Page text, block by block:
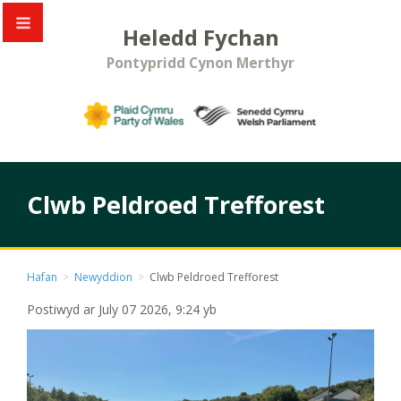
Heledd Fychan
Pontypridd Cynon Merthyr
Clwb Peldroed Trefforest
Hafan > Newyddion > Clwb Peldroed Trefforest
Postiwyd ar July 07 2026, 9:24 yb